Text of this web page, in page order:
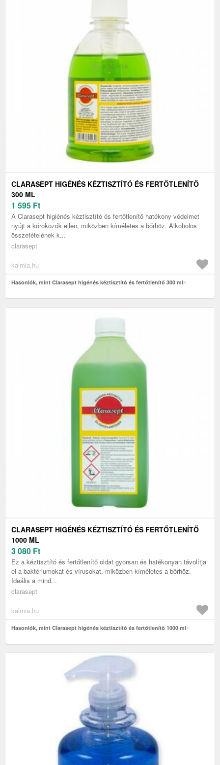
CLARASEPT HIGÉNÉS KÉZTISZTÍTÓ ÉS FERTŐTLENÍTŐ
300 ML
1 595 Ft
A Clarasept higiénés kéztisztító és fertőtlenítő hatékony védelmet
nyújt a kórokozók ellen, miközben kíméletes a bőrhöz. Alkoholos
összetételének k...
clarasept
kalmia.hu
Hasonlók, mint Clarasept higénés kéztisztító és fertőtlenítő 300 ml
CLARASEPT HIGÉNÉS KÉZTISZTÍTÓ ÉS FERTŐTLENÍTŐ
1000 ML
3 080 Ft
Ez a kéztisztító és fertőtlenítő oldat gyorsan és hatékonyan távolítja
el a baktériumokat és vírusokat, miközben kíméletes a bőrhöz.
Ideális a mind...
clarasept
kalmia.hu
Hasonlók, mint Clarasept higénés kéztisztító és fertőtlenítő 1000 ml